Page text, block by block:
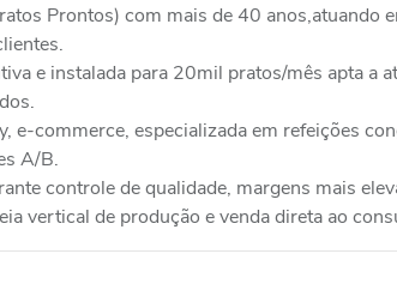
Prontos) com mais de 40 anos,atuando
e instalada para 20mil pratos/mês apta a
e-commerce, especializada em refeições
A/B.
controle de qualidade, margens mais
vertical de produção e venda direta ao